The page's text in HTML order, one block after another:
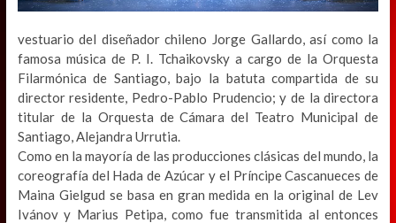
vestuario del diseñador chileno Jorge Gallardo, así como la
famosa música de P. I. Tchaikovsky a cargo de la Orquesta
Filarmónica de Santiago, bajo la batuta compartida de su
director residente, Pedro-Pablo Prudencio; y de la directora
titular de la Orquesta de Cámara del Teatro Municipal de
Santiago, Alejandra Urrutia.
Como en la mayoría de las producciones clásicas del mundo, la
coreografía del Hada de Azúcar y el Príncipe Cascanueces de
Maina Gielgud se basa en gran medida en la original de Lev
Ivánov y Marius Petipa, como fue transmitida al entonces